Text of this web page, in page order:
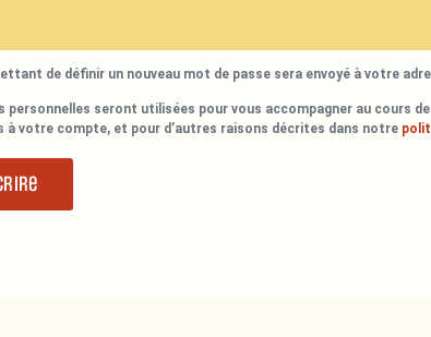
de définir un nouveau mot de passe sera envoyé à votre
personnelles seront utilisées pour vous accompagner au cours
à votre compte, et pour d’autres raisons décrites dans notre